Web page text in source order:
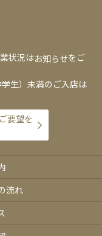
状況はお知らせをご
生）未満のご入店は
要望を
流れ